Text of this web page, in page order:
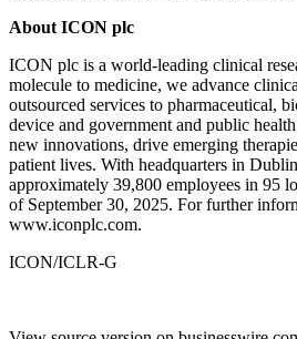
About ICON plc
ICON plc is a world-leading clinical
molecule to medicine, we advance
outsourced services to pharmaceutical,
device and government and public
new innovations, drive emerging
patient lives. With headquarters in
approximately 39,800 employees in 95
of September 30, 2025. For further
www.iconplc.com.
ICON/ICLR-G